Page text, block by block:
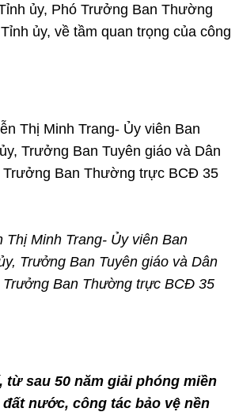
ủy, Phó Trưởng Ban Thường
ủy, về tầm quan trọng của công
Minh Trang- Ủy viên Ban
Trưởng Ban Tuyên giáo và Dân
Trưởng Ban Thường trực BCĐ 35
từ sau 50 năm giải phóng miền
nước, công tác bảo vệ nền